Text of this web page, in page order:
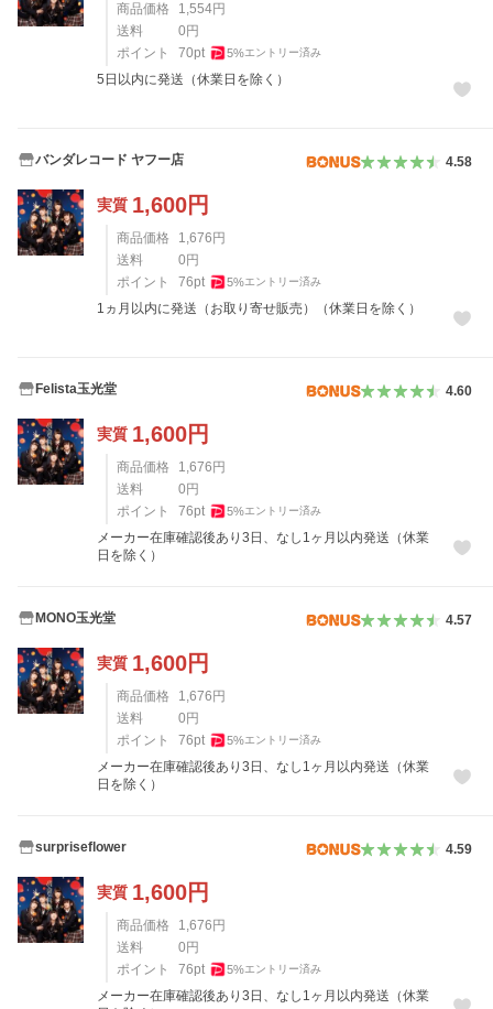
商品価格 1,554円
送料
0 円
ポイント
70pt 5%エントリー済み
5日以内に発送（休業日を除く）
バンダレコード ヤフー店 4.58
実質 1,600円
商品価格 1,676 円
送料
0 円
ポイント
76pt 5%エントリー済み
1ヵ月以内に発送（お取り寄せ販売）（休業日を除く）
Felista玉光堂 4.60
実質 1,600円
商品価格 1,676 円
送料
0 円
ポイント
76pt 5%エントリー済み
メーカー在庫確認後あり3日、なし1ヶ月以内発送（休業
日を除く）
MONO玉光堂 4.57
実質 1,600円
商品価格 1,676 円
送料
0 円
ポイント
76pt 5%エントリー済み
メーカー在庫確認後あり3日、なし1ヶ月以内発送（休業
日を除く）
surpriseflower 4.59
実質 1,600円
商品価格 1,676 円
送料
0 円
ポイント
76pt 5%エントリー済み
メーカー在庫確認後あり3日、なし1ヶ月以内発送（休業